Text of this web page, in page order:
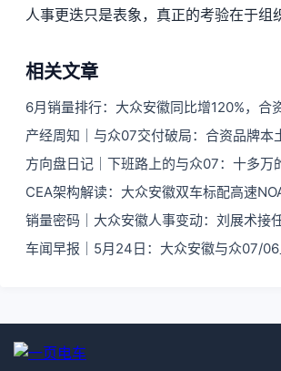
人事更迭只是表象，真正的考验在于
相关文章
6月销量排行：大众安徽同比增120%，合
产经周知｜与众07交付破局：合资品牌本
方向盘日记｜下班路上的与众07：十多万
CEA架构解读：大众安徽双车标配高速
销量密码｜大众安徽人事变动：刘展术接
车闻早报｜5月24日：大众安徽与众07/